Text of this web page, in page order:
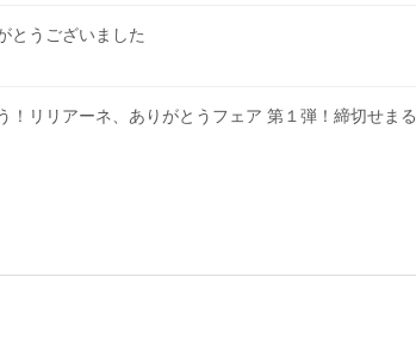
とうございました
！リリアーネ、ありがとうフェア 第１弾！締切せまる